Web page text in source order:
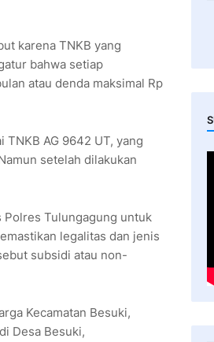
karena TNKB yang
bahwa setiap
atau denda maksimal Rp
AG 9642 UT, yang
setelah dilakukan
Polres Tulungagung untuk
legalitas dan jenis
subsidi atau non-
Kecamatan Besuki,
Desa Besuki,